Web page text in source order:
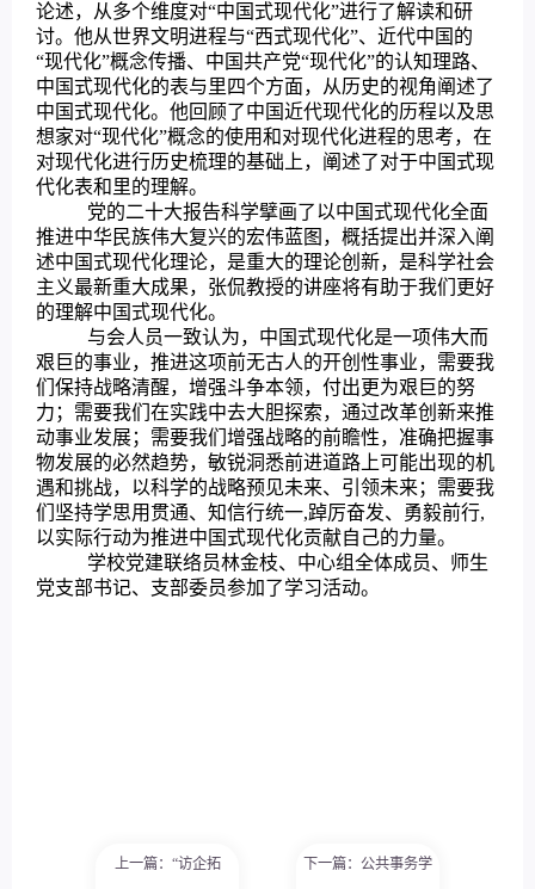
论述，从多个维度对“中国式现代化”进行了解读和研
讨。他从世界文明进程与“西式现代化”、近代中国的
“现代化”概念传播、中国共产党“现代化”的认知理路、
中国式现代化的表与里四个方面，从历史的视角阐述了
中国式现代化。他回顾了中国近代现代化的历程以及思
想家对“现代化”概念的使用和对现代化进程的思考，在
对现代化进行历史梳理的基础上，阐述了对于中国式现
代化表和里的理解。
党的二十大报告科学擘画了以中国式现代化全面
推进中华民族伟大复兴的宏伟蓝图，概括提出并深入阐
述中国式现代化理论，是重大的理论创新，是科学社会
主义最新重大成果，张侃教授的讲座将有助于我们更好
的理解中国式现代化。
与会人员一致认为，中国式现代化是一项伟大而
艰巨的事业，推进这项前无古人的开创性事业，需要我
们保持战略清醒，增强斗争本领，付出更为艰巨的努
力；需要我们在实践中去大胆探索，通过改革创新来推
动事业发展；需要我们增强战略的前瞻性，准确把握事
物发展的必然趋势，敏锐洞悉前进道路上可能出现的机
遇和挑战，以科学的战略预见未来、引领未来；需要我
们坚持学思用贯通、知信行统一,踔厉奋发、勇毅前行,
以实际行动为推进中国式现代化贡献自己的力量。
学校党建联络员林金枝、中心组全体成员、师生
党支部书记、支部委员参加了学习活动。
上一篇：“访企拓 下一篇：公共事务学